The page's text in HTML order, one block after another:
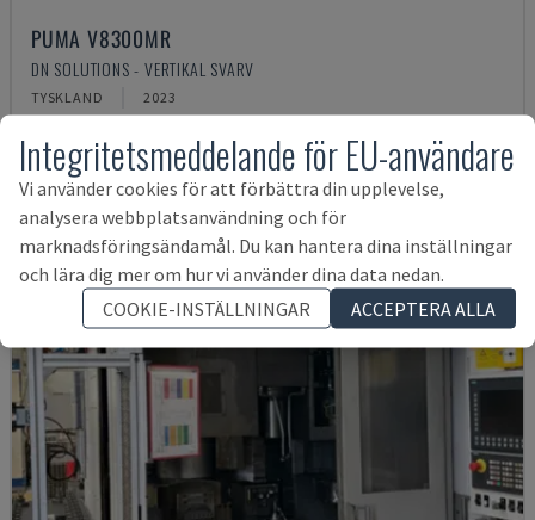
PUMA V8300MR
DN SOLUTIONS - VERTIKAL SVARV
TYSKLAND 2023
1 644 164 SEK
Integritetsmeddelande för EU-användare
Vi använder cookies för att förbättra din upplevelse,
analysera webbplatsanvändning och för
marknadsföringsändamål. Du kan hantera dina inställningar
och lära dig mer om hur vi använder dina data nedan.
COOKIE-INSTÄLLNINGAR
ACCEPTERA ALLA